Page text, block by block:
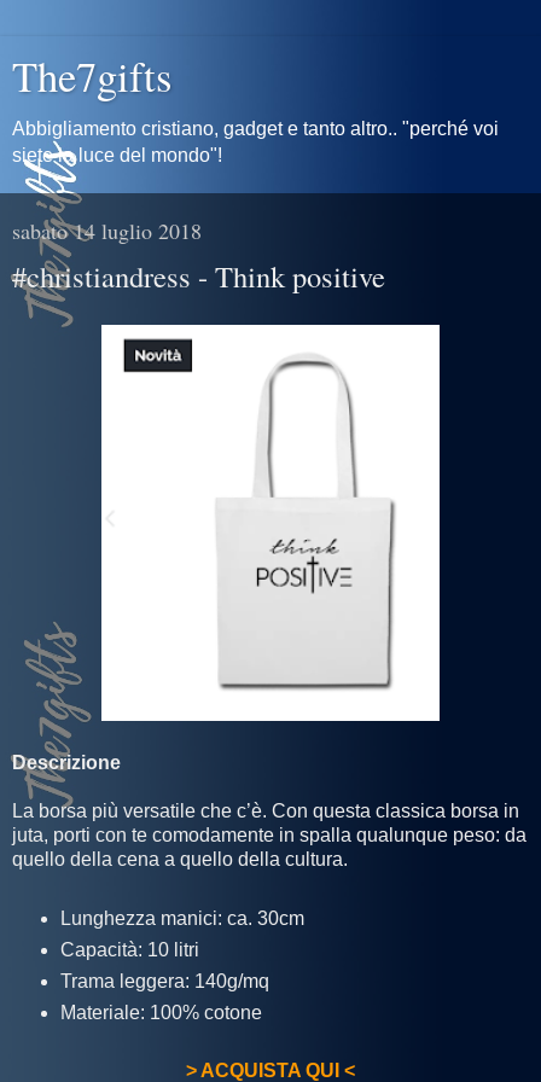
The7gifts
Abbigliamento cristiano, gadget e tanto altro.. "perché voi
siete la luce del mondo"!
sabato 14 luglio 2018
#christiandress - Think positive
Descrizione
La borsa più versatile che c’è. Con questa classica borsa in
juta, porti con te comodamente in spalla qualunque peso: da
quello della cena a quello della cultura.
Lunghezza manici: ca. 30cm
Capacità: 10 litri
Trama leggera: 140g/mq
Materiale: 100% cotone
> ACQUISTA QUI <